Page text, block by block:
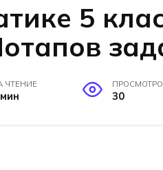
5
ЧТЕНИЕ
30